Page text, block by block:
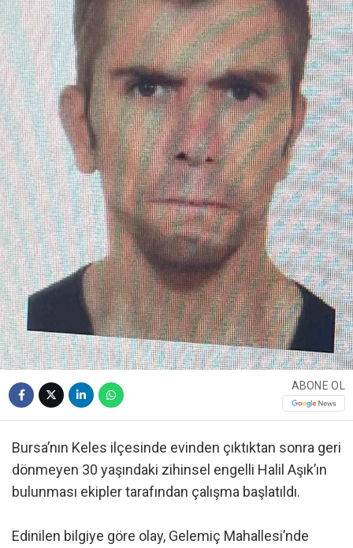
ABONE OL
Bursa’nın Keles ilçesinde evinden çıktıktan sonra geri
dönmeyen 30 yaşındaki zihinsel engelli Halil Aşık’ın
bulunması ekipler tarafından çalışma başlatıldı.
Edinilen bilgiye göre olay, Gelemiç Mahallesi’nde